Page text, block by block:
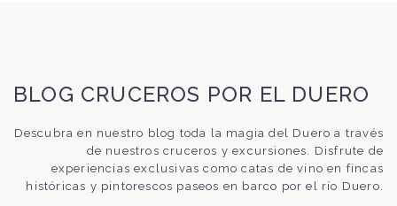
BLOG CRUCEROS POR EL DUERO
Descubra en nuestro blog toda la magia del Duero a través
de nuestros cruceros y excursiones. Disfrute de
experiencias exclusivas como catas de vino en fincas
históricas y pintorescos paseos en barco por el río Duero.